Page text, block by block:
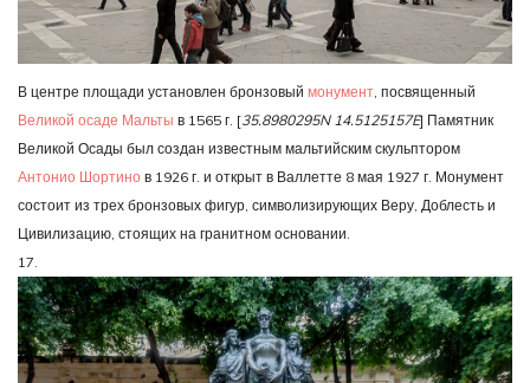
В центре площади установлен бронзовый монумент , посвященный
Великой осаде Мальты в 1565 г. [35.8980295N 14.5125157E] Памятник
Великой Осады был создан известным мальтийским скульптором
Антонио Шортино в 1926 г. и открыт в Валлетте 8 мая 1927 г. Монумент
состоит из трех бронзовых фигур, символизирующих Веру, Доблесть и
Цивилизацию, стоящих на гранитном основании.
17.